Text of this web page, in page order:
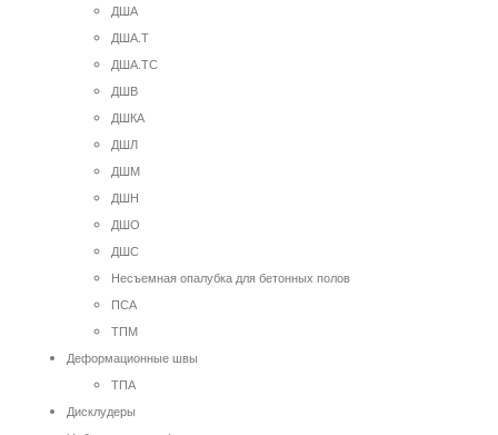
ДША
ДША.Т
ДША.ТС
ДШВ
ДШКА
ДШЛ
ДШМ
ДШН
ДШО
ДШС
Несъемная опалубка для бетонных полов
ПСА
ТПМ
Деформационные швы
ТПА
Дисклудеры